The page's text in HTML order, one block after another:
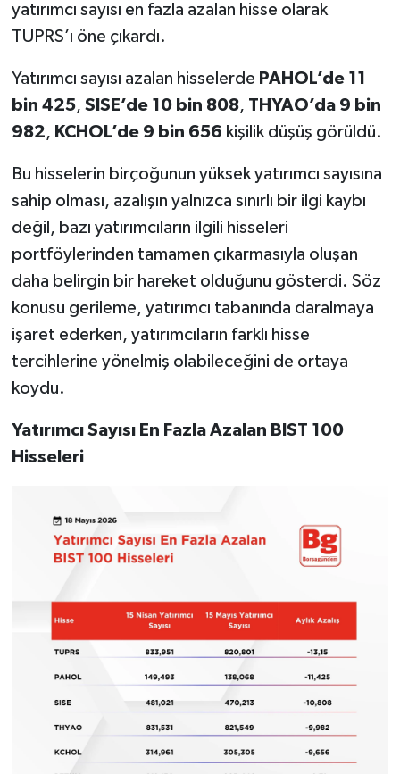
yatırımcı sayısı en fazla azalan hisse olarak
TUPRS’ı öne çıkardı.
Yatırımcı sayısı azalan hisselerde PAHOL’de 11
bin 425, SISE’de 10 bin 808, THYAO’da 9 bin
982, KCHOL’de 9 bin 656 kişilik düşüş görüldü.
Bu hisselerin birçoğunun yüksek yatırımcı sayısına
sahip olması, azalışın yalnızca sınırlı bir ilgi kaybı
değil, bazı yatırımcıların ilgili hisseleri
portföylerinden tamamen çıkarmasıyla oluşan
daha belirgin bir hareket olduğunu gösterdi. Söz
konusu gerileme, yatırımcı tabanında daralmaya
işaret ederken, yatırımcıların farklı hisse
tercihlerine yönelmiş olabileceğini de ortaya
koydu.
Yatırımcı Sayısı En Fazla Azalan BIST 100
Hisseleri